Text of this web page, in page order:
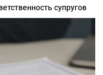
супругов